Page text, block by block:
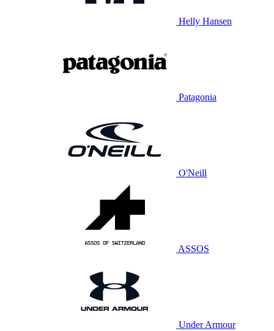
Helly Hansen
Patagonia
O'Neill
ASSOS
Under Armour